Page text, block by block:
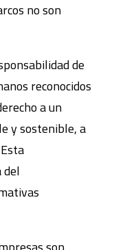
no son
de
reconocidos
a un
y sostenible, a
del